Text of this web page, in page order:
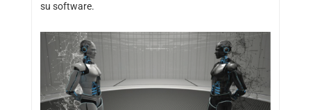
su software.